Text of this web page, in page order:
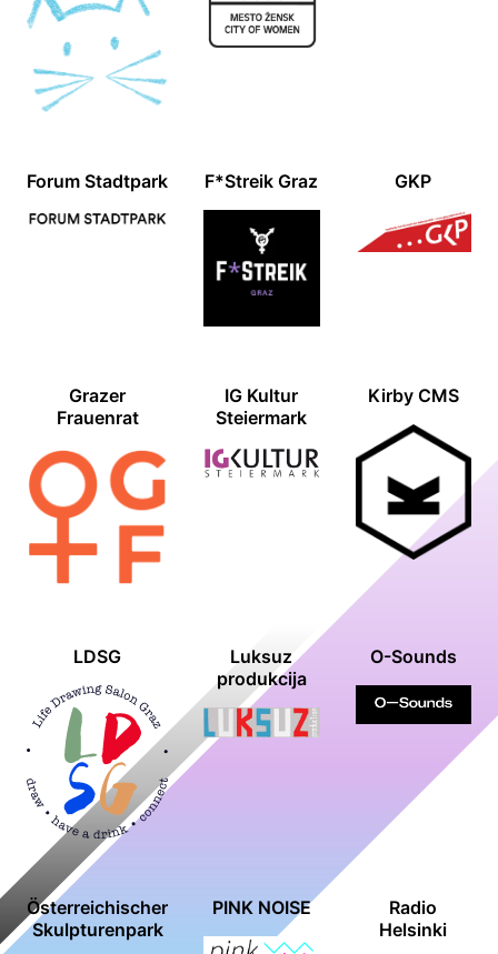
Forum Stadtpark F*Streik Graz GKP
Grazer
Frauenrat
IG Kultur
Steiermark
Kirby CMS
LDSG
Luksuz
produkcija
O-Sounds
Österreichischer
Skulpturenpark
PINK NOISE
Radio
Helsinki